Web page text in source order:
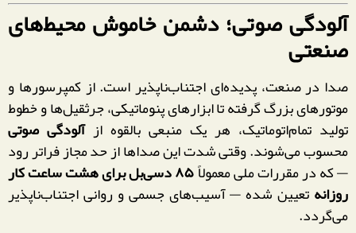
آلودگی صوتی؛ دشمن خاموش محیط‌های
صنعتی
صدا در صنعت، پدیده‌ای اجتناب‌ناپذیر است. از کمپرسورها و
موتورهای بزرگ گرفته تا ابزارهای پنوماتیکی، جرثقیل‌ها و خطوط
تولید تمام‌اتوماتیک، هر یک منبعی بالقوه ازآلودگی صوتی
محسوب می‌شوند. وقتی شدت این صداها از حد مجاز فراتر رود
— که در مقررات ملی معمولاً ۸۵ دسی‌بل برای هشت ساعت کار
روزانهتعیین شده — آسیب‌های جسمی و روانی اجتناب‌ناپذیر
می‌گردد.